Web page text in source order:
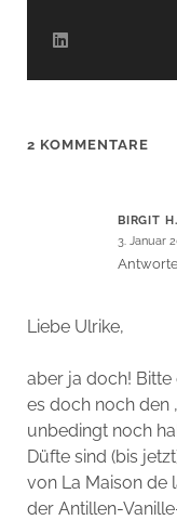
2 KOMMENTARE
BIRGIT H.
3. Januar
Liebe Ulrike,
aber ja doch! Bitte
es doch noch den
unbedingt noch
Düfte sind (bis
von La Maison de
der Antillen-